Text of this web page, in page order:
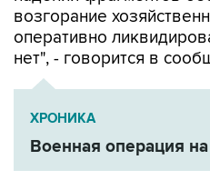
возгорание
оперативно
нет", - говорится в
ХРОНИКА
Военная операция